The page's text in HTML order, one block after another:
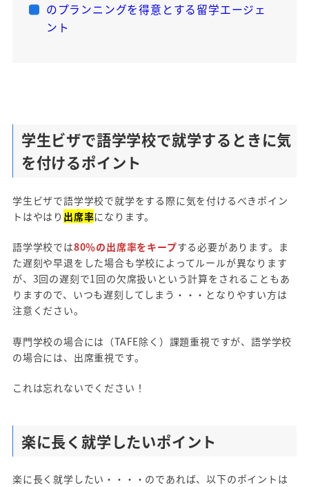
のプランニングを得意とする留学エージェ
ント
学生ビザで語学学校で就学するときに気
を付けるポイント
学生ビザで語学学校で就学をする際に気を付けるべきポイン
トはやはり 出席率になります。
語学学校では80％の出席率をキープする必要があります。ま
た遅刻や早退をした場合も学校によってルールが異なります
が、3回の遅刻で1回の欠席扱いという計算をされることもあ
りますので、いつも遅刻してしまう・・・となりやすい方は
注意ください。
専門学校の場合には（TAFE除く）課題重視ですが、語学学校
の場合には、出席重視です。
これは忘れないでください！
楽に長く就学したいポイント
楽に長く就学したい・・・・のであれば、以下のポイントは